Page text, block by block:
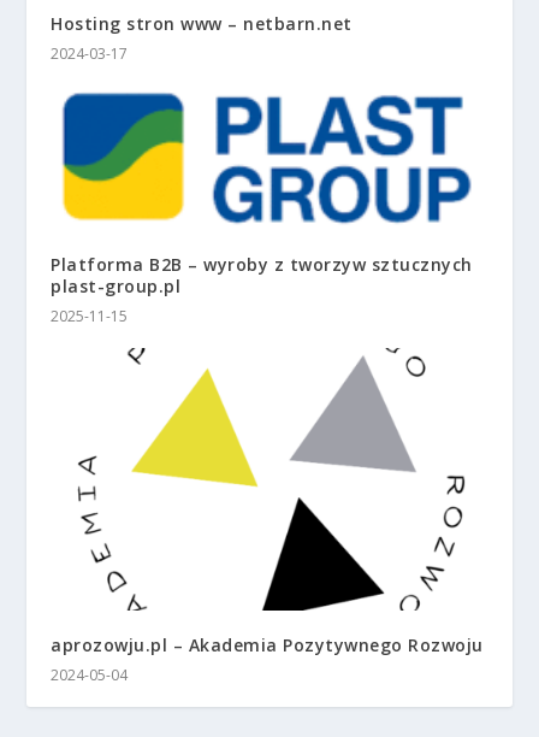
Hosting stron www – netbarn.net
2024-03-17
Platforma B2B – wyroby z tworzyw sztucznych
plast-group.pl
2025-11-15
aprozowju.pl – Akademia Pozytywnego Rozwoju
2024-05-04